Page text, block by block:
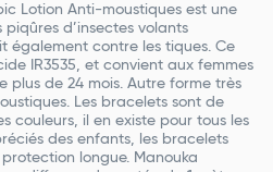
Lotion Anti-moustiques est une
d’insectes volants
également contre les tiques. Ce
IR3535, et convient aux femmes
plus de 24 mois. Autre forme très
Les bracelets sont de
couleurs, il en existe pour tous les
des enfants, les bracelets
longue. Manouka